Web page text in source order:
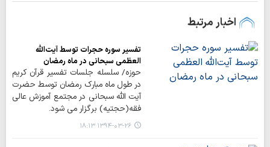
اخبار مرتبط
تفسیر سوره حجرات توسط آیت‌الله
العظمی سبحانی در ماه رمضان
حوزه/ سلسله جلسات تفسیر قرآن کریم
در طول ماه مبارک رمضان توسط حضرت
آیت الله سبحانی در مجتمع آموزش عالی
فقه(حجتیه) برگزار می شود.
۱۳۹۴-۰۳-۲۶ ۱۸:۱۳